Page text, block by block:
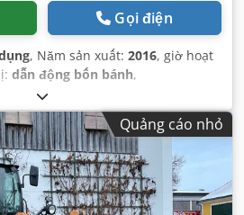
Gọi điện
, Năm sản xuất: 2016, giờ hoạt
dẫn động bốn bánh,
Quảng cáo nhỏ